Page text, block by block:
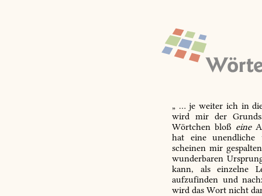
„ … je weiter ich in
wird mir der
Wörtchen bloß eine
hat eine unendliche
scheinen mir
wunderbaren
kann, als einzelne
aufzufinden und
wird das Wort nicht